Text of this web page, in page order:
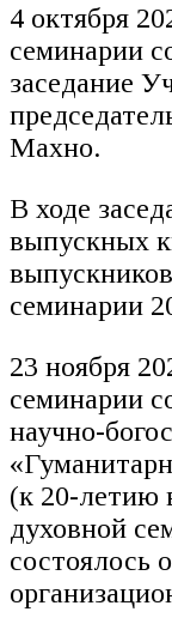
4 октября
семинарии
заседание
Махно.
В ходе
выпускных
семинарии
23 ноября
семинарии
научно-
(к 20-летию
духовной
состоялось